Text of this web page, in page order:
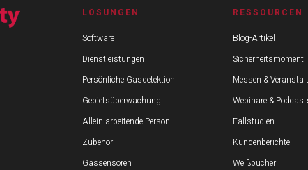
LÖSUNGEN
Software
Dienstleistungen
Persönliche Gasdetektion
Gebietsüberwachung
Allein arbeitende Person
Zubehör
Gassensoren
RESSOURCEN
Blog-Artikel
Sicherheitsmoment
Messen &
Webinare &
Fallstudien
Kundenberichte
Weißbücher